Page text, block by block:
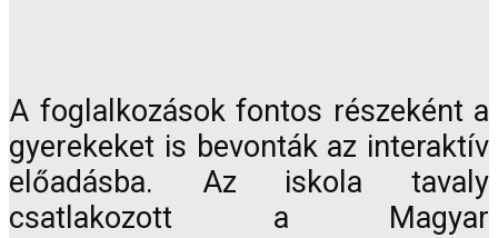
A foglalkozások fontos részeként a
gyerekeket is bevonták az interaktív
előadásba. Az iskola tavaly
csatlakozott a Magyar